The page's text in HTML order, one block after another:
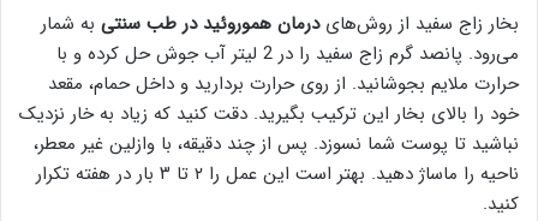
بخار زاج سفید از روش‌هایدرمان هموروئید در طب سنتی به شمار
می‌رود. پانصد گرم زاج سفید را در 2 لیتر آب جوش حل کرده و با
حرارت ملایم بجوشانید. از روی حرارت بردارید و داخل حمام، مقعد
خود را بالای بخار این ترکیب بگیرید. دقت کنید که زیاد به خار نزدیک
نباشید تا پوست شما نسوزد. پس از چند دقیقه، با وازلین غیر معطر،
ناحیه را ماساژ دهید. بهتر است این عمل را ۲ تا ۳ بار در هفته تکرار
کنید.